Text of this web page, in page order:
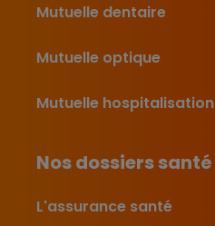
Mutuelle dentaire
Mutuelle optique
Mutuelle hospitalisation
Nos dossiers santé
L'assurance santé